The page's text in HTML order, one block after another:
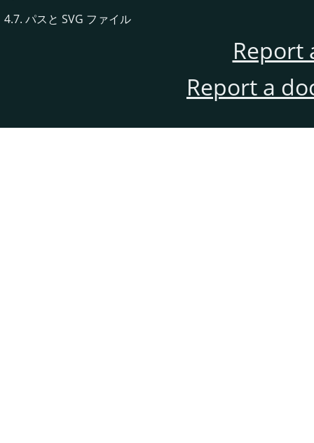
4.7. パスと SVG ファイル
Report
Report a